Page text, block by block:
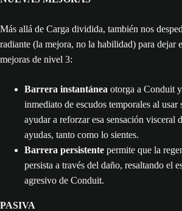
Más allá de Carga dividida, también nos
radiante (la mejora, no la habilidad) para dejar
mejoras de nivel 3:
Barrera instantánea otorga a Conduit
inmediato de escudos temporales al usar
ayudar a reforzar esa sensación visceral
ayudas, tanto como lo sientes.
Barrera persistente permite que la
persista a través del daño, resaltando el
agresivo de Conduit.
PASIVA